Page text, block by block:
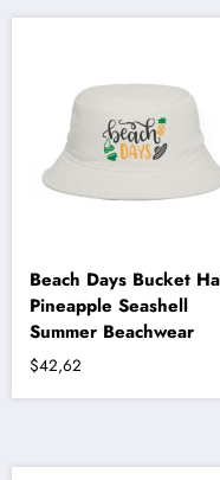
-
birden
Seçenekler
sayfasından
seçilebilir
Beach Days Bucket
Pineapple Seashell
Summer Beachwear
$42,62
Bu
fazla